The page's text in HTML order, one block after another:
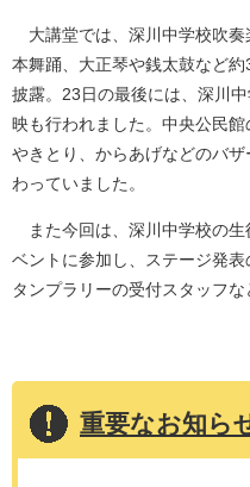
大講堂では、深川中学校吹奏
本舞踊、大正琴や銭太鼓など
披露。23日の最後には、深川
映も行われました。中央公民
やきとり、からあげなどのバ
わっていました。
また今回は、深川中学校の生
ベントに参加し、ステージ発
タンプラリーの受付スタッフな
重要なお知ら